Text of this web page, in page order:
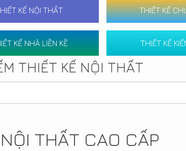
KẾ NỘI THẤT THIẾT KẾ
KẾ NHÀ LIỀN KỀ THIẾT KẾ
THIẾT KẾ NỘI THẤT
THẤT CAO CẤP